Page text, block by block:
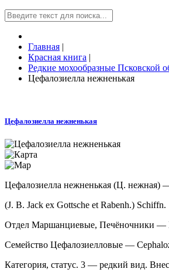
Главная |
Красная книга |
Редкие мохообразные Псковской
Цефалозиелла нежненькая
Цефалозиелла нежненькая
Цефалозиелла нежненькая (Ц. нежная)
(J. B. Jack ex Gottsche et Rabenh.) Schiffn.
Отдел Маршанциевые, Печёночники —
Семейство Цефалозиелловые —
Категория, статус. 3 — редкий вид.